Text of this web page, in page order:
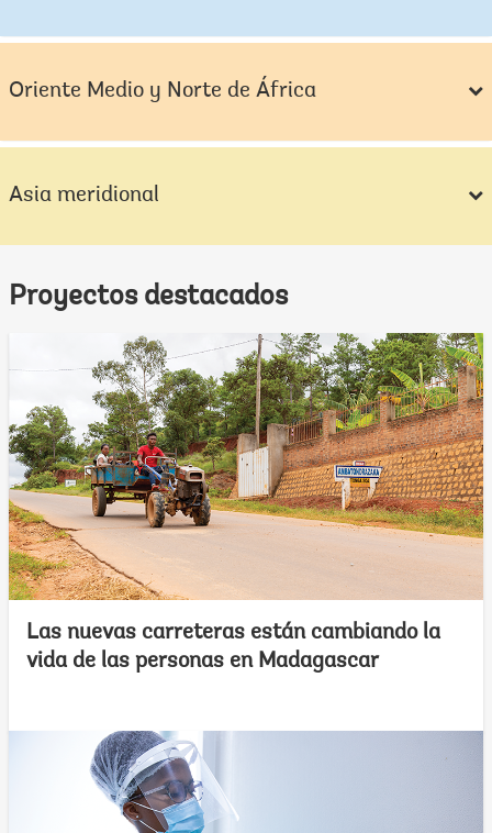
Oriente Medio y Norte de África
Asia meridional
Proyectos destacados
Las nuevas carreteras están cambiando la
vida de las personas en Madagascar